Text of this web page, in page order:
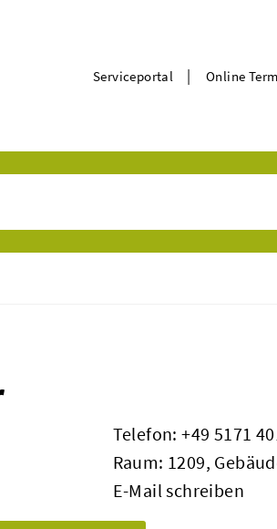
Serviceportal | Online
Telefon:+49 5171
Raum: 1209,
E-Mail schreiben